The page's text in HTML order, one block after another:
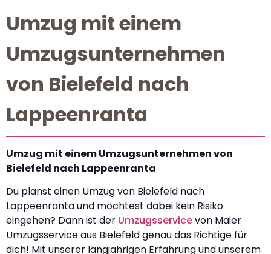
Umzug mit einem
Umzugsunternehmen
von Bielefeld nach
Lappeenranta
Umzug mit einem Umzugsunternehmen von
Bielefeld nach Lappeenranta
Du planst einen Umzug von Bielefeld nach
Lappeenranta und möchtest dabei kein Risiko
eingehen? Dann ist der Umzugsservicevon Maier
Umzugsservice aus Bielefeld genau das Richtige für
dich! Mit unserer langjährigen Erfahrung und unserem